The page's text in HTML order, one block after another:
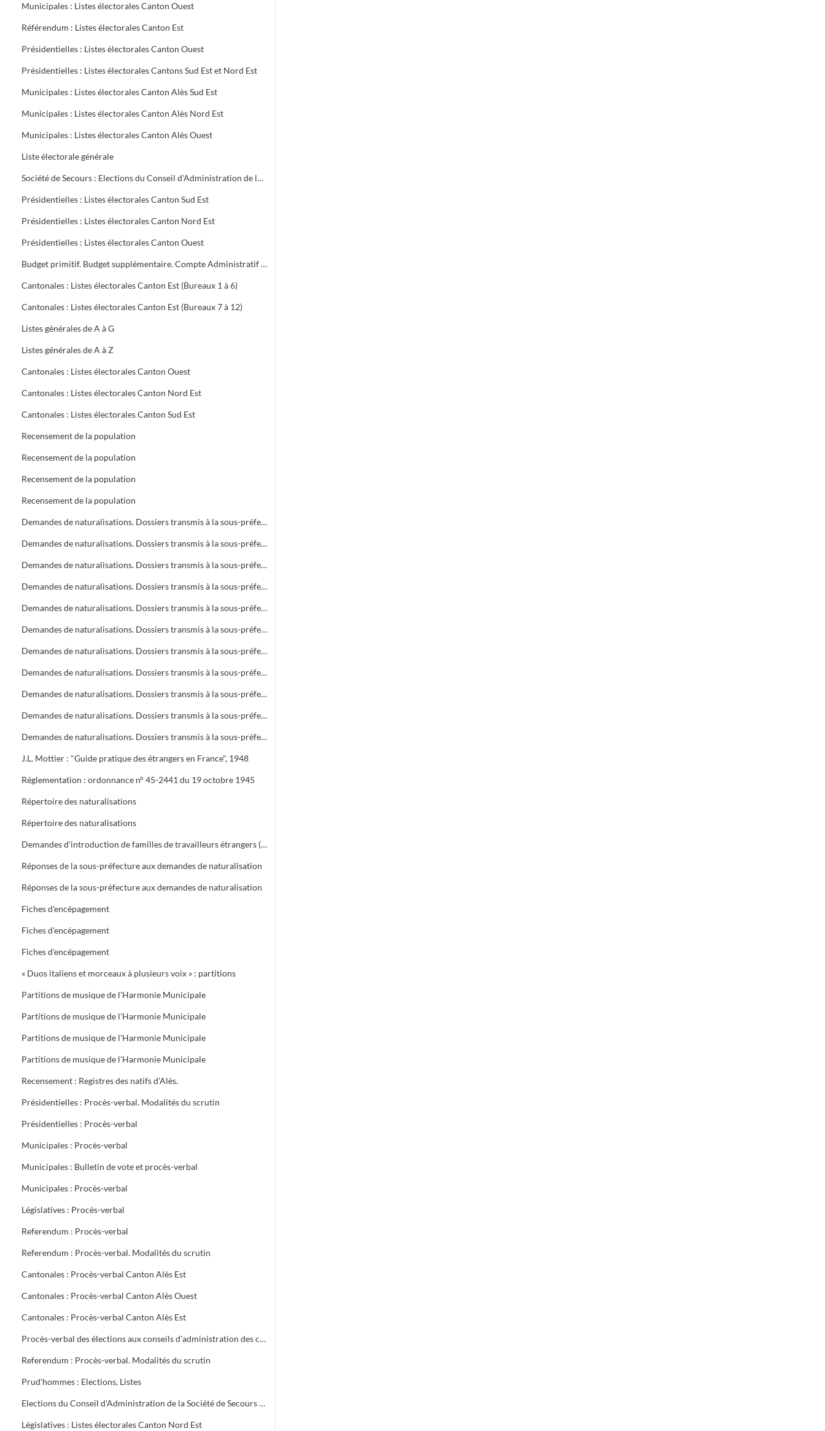
Municipales : Listes électorales Canton Ouest
Référendum : Listes électorales Canton Est
Présidentielles : Listes électorales Canton Ouest
Présidentielles : Listes électorales Cantons Sud Est et Nord Est
Municipales : Listes électorales Canton Alès Sud Est
Municipales : Listes électorales Canton Alès Nord Est
Municipales : Listes électorales Canton Alès Ouest
Liste électorale générale
Société de Secours : Elections du Conseil d'Administration de la Société groupe sud des Houillères du Bassin des Cévennes (H.B.C.)
Présidentielles : Listes électorales Canton Sud Est
Présidentielles : Listes électorales Canton Nord Est
Présidentielles : Listes électorales Canton Ouest
Budget primitif. Budget supplémentaire. Compte Administratif (C.A.). Annexes au budget
Cantonales : Listes électorales Canton Est (Bureaux 1 à 6)
Cantonales : Listes électorales Canton Est (Bureaux 7 à 12)
Listes générales de A à G
Listes générales de A à Z
Cantonales : Listes électorales Canton Ouest
Cantonales : Listes électorales Canton Nord Est
Cantonales : Listes électorales Canton Sud Est
Recensement de la population
Recensement de la population
Recensement de la population
Recensement de la population
Demandes de naturalisations. Dossiers transmis à la sous-préfecture
Demandes de naturalisations. Dossiers transmis à la sous-préfecture
Demandes de naturalisations. Dossiers transmis à la sous-préfecture
Demandes de naturalisations. Dossiers transmis à la sous-préfecture
Demandes de naturalisations. Dossiers transmis à la sous-préfecture
Demandes de naturalisations. Dossiers transmis à la sous-préfecture
Demandes de naturalisations. Dossiers transmis à la sous-préfecture
Demandes de naturalisations. Dossiers transmis à la sous-préfecture
Demandes de naturalisations. Dossiers transmis à la sous-préfecture
Demandes de naturalisations. Dossiers transmis à la sous-préfecture
Demandes de naturalisations. Dossiers transmis à la sous-préfecture
J.L. Mottier : "Guide pratique des étrangers en France", 1948
Réglementation : ordonnance n° 45-2441 du 19 octobre 1945
Répertoire des naturalisations
Répertoire des naturalisations
Demandes d'introduction de familles de travailleurs étrangers (regroupement familial). Eléments d'enquête et réglementations
Réponses de la sous-préfecture aux demandes de naturalisation
Réponses de la sous-préfecture aux demandes de naturalisation
Fiches d'encépagement
Fiches d'encépagement
Fiches d'encépagement
« Duos italiens et morceaux à plusieurs voix » : partitions
Partitions de musique de l'Harmonie Municipale
Partitions de musique de l'Harmonie Municipale
Partitions de musique de l'Harmonie Municipale
Partitions de musique de l'Harmonie Municipale
Recensement : Registres des natifs d'Alès.
Présidentielles : Procès-verbal. Modalités du scrutin
Présidentielles : Procès-verbal
Municipales : Procès-verbal
Municipales : Bulletin de vote et procès-verbal
Municipales : Procès-verbal
Législatives : Procès-verbal
Referendum : Procès-verbal
Referendum : Procès-verbal. Modalités du scrutin
Cantonales : Procès-verbal Canton Alès Est
Cantonales : Procès-verbal Canton Alès Ouest
Cantonales : Procès-verbal Canton Alès Est
Procès-verbal des élections aux conseils d'administration des caisses de Sécurité Sociale et d'Allocations familiales
Referendum : Procès-verbal. Modalités du scrutin
Prud'hommes : Elections, Listes
Elections du Conseil d'Administration de la Société de Secours Minière du groupe sud des Houillères du Bassin des Cévennes (H.B.C.)
Législatives : Listes électorales Canton Nord Est